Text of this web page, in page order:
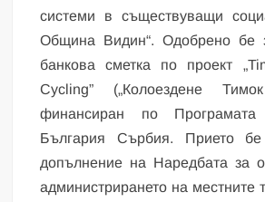
системи в съществуващи
Община Видин“. Одобрено бе
банкова сметка по проект
Cycling” („Колоездене
финансиран по
България Сърбия. Прието
допълнение на Наредбата за
администрирането на местните